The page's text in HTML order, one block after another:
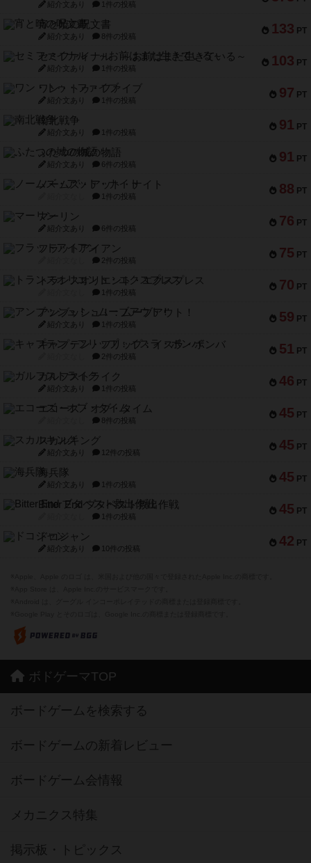
紹介文あり 1件の投稿
133 PT
宵と暁の呪文書
紹介文あり 8件の投稿
103 PT
セミファイナル ～お前はまだ生きている～
紹介文あり 1件の投稿
97 PT
ワン・トゥ・ファイブ
紹介文あり 1件の投稿
91 PT
南北戦争
紹介文あり 1件の投稿
91 PT
ふたつの城の物語
紹介文あり 6件の投稿
88 PT
ノームズ・アット・ナイト
1件の投稿
76 PT
マーリン
紹介文あり 6件の投稿
75 PT
フラットアイアン
2件の投稿
70 PT
トランスオリエント・エクスプレス
1件の投稿
59 PT
アンブッシュ！：ムーブアウト！
紹介文あり 1件の投稿
51 PT
キャプテン・フリップ：イスラ・ボンバ
2件の投稿
46 PT
ガルフストライク
紹介文あり 1件の投稿
45 PT
エコーズ・オブ・タイム
8件の投稿
45 PT
スカルキング
紹介文あり 12件の投稿
45 PT
海兵隊
紹介文あり 1件の投稿
45 PT
Bitter End ブタペスト救出作戦
1件の投稿
42 PT
ドコジャン
紹介文あり 10件の投稿
ボドゲーマTOP
ボードゲームを検索する
ボードゲームの新着レビュー
ボードゲーム会情報
メカニクス特集
掲示板・トピックス